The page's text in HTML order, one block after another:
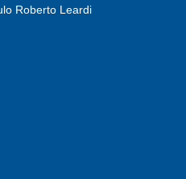
Roberto Leardi